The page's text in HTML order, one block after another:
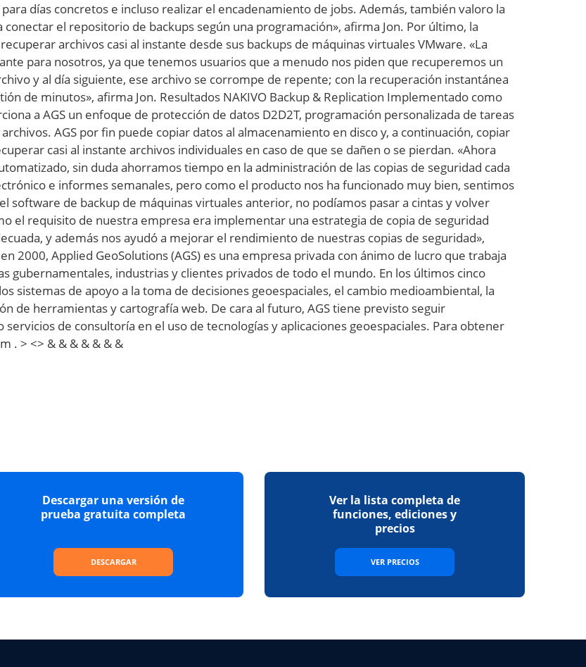
días concretos e incluso realizar el encadenamiento de jobs. Además, también valoro la
el repositorio de backups según una programación», afirma Jon. Por último, la
archivos casi al instante desde sus backups de máquinas virtuales VMware. «La
para nosotros, ya que tenemos usuarios que a menudo nos piden que recuperemos un
y al día siguiente, ese archivo se corrompe de repente; con la recuperación instantánea
de minutos», afirma Jon. Resultados NAKIVO Backup & Replication Implementado como
a AGS un enfoque de protección de datos D2D2T, programación personalizada de tareas
AGS por fin puede copiar datos al almacenamiento en disco y, a continuación, copiar
casi al instante archivos individuales en caso de que se dañen o se pierdan. «Ahora
sin duda ahorramos tiempo en la administración de las copias de seguridad cada
e informes semanales, pero como el producto nos ha funcionado muy bien, sentimos
software de backup de máquinas virtuales anterior, no podíamos pasar a cintas y volver
el requisito de nuestra empresa era implementar una estrategia de copia de seguridad
y además nos ayudó a mejorar el rendimiento de nuestras copias de seguridad»,
2000, Applied GeoSolutions (AGS) es una empresa privada con ánimo de lucro que trabaja
gubernamentales, industrias y clientes privados de todo el mundo. En los últimos cinco
sistemas de apoyo a la toma de decisiones geoespaciales, el cambio medioambiental, la
de herramientas y cartografía web. De cara al futuro, AGS tiene previsto seguir
de consultoría en el uso de tecnologías y aplicaciones geoespaciales. Para obtener
. > <> & & & & & & &
Descargar una versión de
prueba gratuita completa
DESCARGAR
Ver la lista completa de
funciones, ediciones y
precios
VER PRECIOS